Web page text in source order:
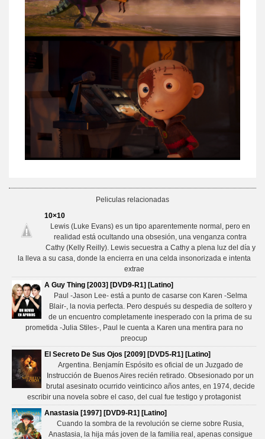
Peliculas relacionadas
10×10
Lewis (Luke Evans) es un tipo aparentemente normal, pero en
realidad está ocultando una obsesión, una venganza contra
Cathy (Kelly Reilly). Lewis secuestra a Cathy a plena luz del día y
la lleva a su casa, donde la encierra en una celda insonorizada e intenta
extrae
A Guy Thing [2003] [DVD9-R1] [Latino]
Paul -Jason Lee- está a punto de casarse con Karen -Selma
Blair-, la novia perfecta. Pero después su despedia de soltero y
de un encuentro completamente inesperado con la prima de su
prometida -Julia Stiles-, Paul le cuenta a Karen una mentira para no
preocup
El Secreto De Sus Ojos [2009] [DVD5-R1] [Latino]
Argentina. Benjamín Espósito es oficial de un Juzgado de
Instrucción de Buenos Aires recién retirado. Obsesionado por un
brutal asesinato ocurrido veinticinco años antes, en 1974, decide
escribir una novela sobre el caso, del cual fue testigo y protagonist
Anastasia [1997] [DVD9-R1] [Latino]
Cuando la sombra de la revolución se cierne sobre Rusia,
Anastasia, la hija más joven de la familia real, apenas consigue